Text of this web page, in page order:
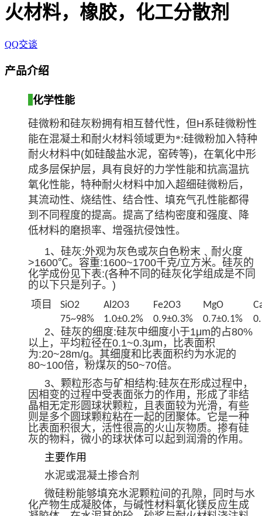
火材料，橡胶，化工分散剂
QQ交谈
产品介绍
化学性能
硅微粉和硅灰粉拥有相互替代性，但H系硅微粉性
能在混凝土和耐火材料领域更为*:硅微粉加入特种
耐火材料中(如硅酸盐水泥，窑砖等) ，在氧化中形
成多层保护层，具有良好的力学性能和抗高温抗
氧化性能，特种耐火材料中加入超细硅微粉后，
其流动性、烧结性、结合性、填充气孔性能都得
到不同程度的提高。提高了结构密度和强度、降
低材料的磨损率、增强抗侵蚀性。
1、硅灰:外观为灰色或灰白色粉末﹑耐火度
>1600℃。容重:1600~1700千克/立方米。硅灰的
化学成份见下表:(各种不同的硅灰化学组成是不同
的以下只是列子。 )
项目 SiO2 Al2O3 Fe2O3 MgO
75~98%
1.0±0.2% 0.9±0.3% 0.7±0.1%
2、硅灰的细度:硅灰中细度小于1μm的占80%
以上，平均粒径在0.1~0.3μm ，比表面积
为:20~28m/g。其细度和比表面积约为水泥的
80~100倍，粉煤灰的50~70倍。
3、颗粒形态与矿相结构:硅灰在形成过程中，
因相变的过程中受表面张力的作用，形成了非结
晶相无定形圆球状颗粒，且表面较为光滑，有些
则是多个圆球颗粒粘在一起的团聚体。它是一种
比表面积很大，活性很高的火山灰物质。掺有硅
灰的物料，微小的球状体可以起到润滑的作用。
主要作用
水泥或混凝土掺合剂
微硅粉能够填充水泥颗粒间的孔隙，同时与水
化产物生成凝胶体，与碱性材料氧化镁反应生成